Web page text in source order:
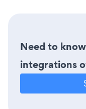
Need to
integrations